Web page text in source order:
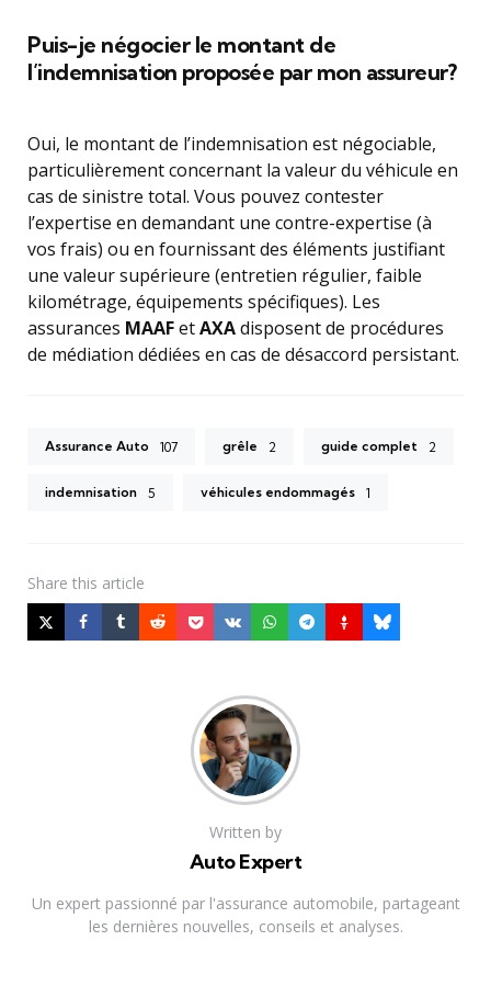
Puis-je négocier le montant de
l’indemnisation proposée par mon assureur?
Oui, le montant de l’indemnisation est négociable,
particulièrement concernant la valeur du véhicule en
cas de sinistre total. Vous pouvez contester
l’expertise en demandant une contre-expertise (à
vos frais) ou en fournissant des éléments justifiant
une valeur supérieure (entretien régulier, faible
kilométrage, équipements spécifiques). Les
assurances MAAFetAXAdisposent de procédures
de médiation dédiées en cas de désaccord persistant.
Assurance Auto 107 grêle 2 guide complet 2
indemnisation 5 véhicules endommagés 1
Share this article
Written by
Auto Expert
Un expert passionné par l'assurance automobile, partageant
les dernières nouvelles, conseils et analyses.